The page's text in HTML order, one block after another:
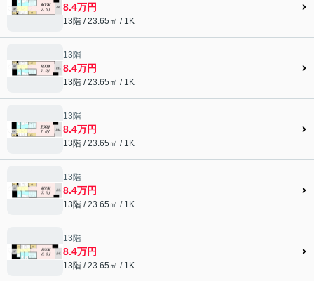
8.4万円
13階 / 23.65㎡ / 1K
13階
8.4万円
13階 / 23.65㎡ / 1K
13階
8.4万円
13階 / 23.65㎡ / 1K
13階
8.4万円
13階 / 23.65㎡ / 1K
13階
8.4万円
13階 / 23.65㎡ / 1K